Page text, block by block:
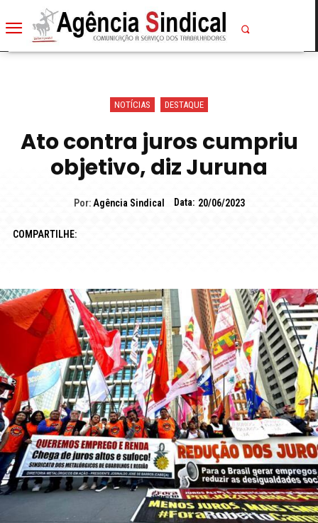
NOTÍCIAS DESTAQUE
Ato contra juros cumpriu
objetivo, diz Juruna
Por: Agência Sindical Data: 20/06/2023
COMPARTILHE: